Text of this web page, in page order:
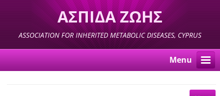
ΑΣΠΙΔΑ ΖΩΗΣ
ASSOCIATION FOR INHERITED METABOLIC DISEASES, CYPRUS
Menu